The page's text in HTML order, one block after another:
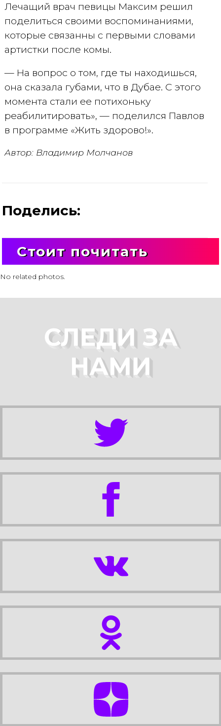
Лечащий врач певицы Максим решил
поделиться своими воспоминаниями,
которые связанны с первыми словами
артистки после комы.
— На вопрос о том, где ты находишься,
она сказала губами, что в Дубае. С этого
момента стали ее потихоньку
реабилитировать», — поделился Павлов
в программе «Жить здорово!».
Автор: Владимир Молчанов
Поделись:
Стоит почитать
No related photos.
СЛЕДИ ЗА
НАМИ